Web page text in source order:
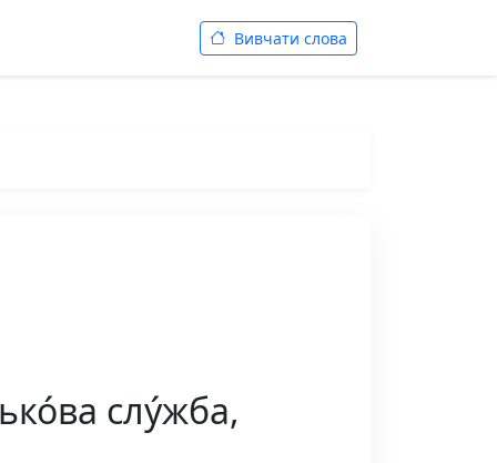
Вивчати слова
слу́жба,